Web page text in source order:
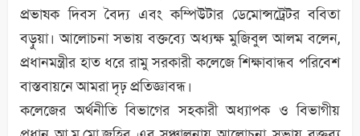
প্রভাষক দিবস বৈদ্য এবং কম্পিউটার ডেমোন্সট্রেটর ববিতা
বড়ুয়া। আলোচনা সভায় বক্তব্যে অধ্যক্ষ মুজিবুল আলম বলেন,
প্রধানমন্ত্রীর হাত ধরে রামু সরকারী কলেজে শিক্ষাবান্ধব পরিবেশ
বাস্তবায়নে আমরা দৃঢ় প্রতিজ্ঞাবন্ধ।
কলেজের অর্থনীতি বিভাগের সহকারী অধ্যাপক ও বিভাগীয়